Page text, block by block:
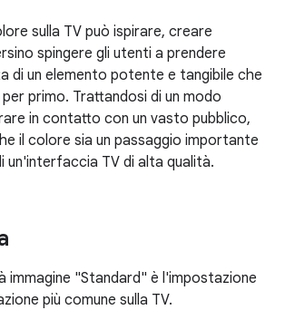
sulla TV può ispirare, creare
spingere gli utenti a prendere
di un elemento potente e tangibile che
primo. Trattandosi di un modo
in contatto con un vasto pubblico,
il colore sia un passaggio importante
un'interfaccia TV di alta qualità.
immagine "Standard" è l'impostazione
più comune sulla TV.